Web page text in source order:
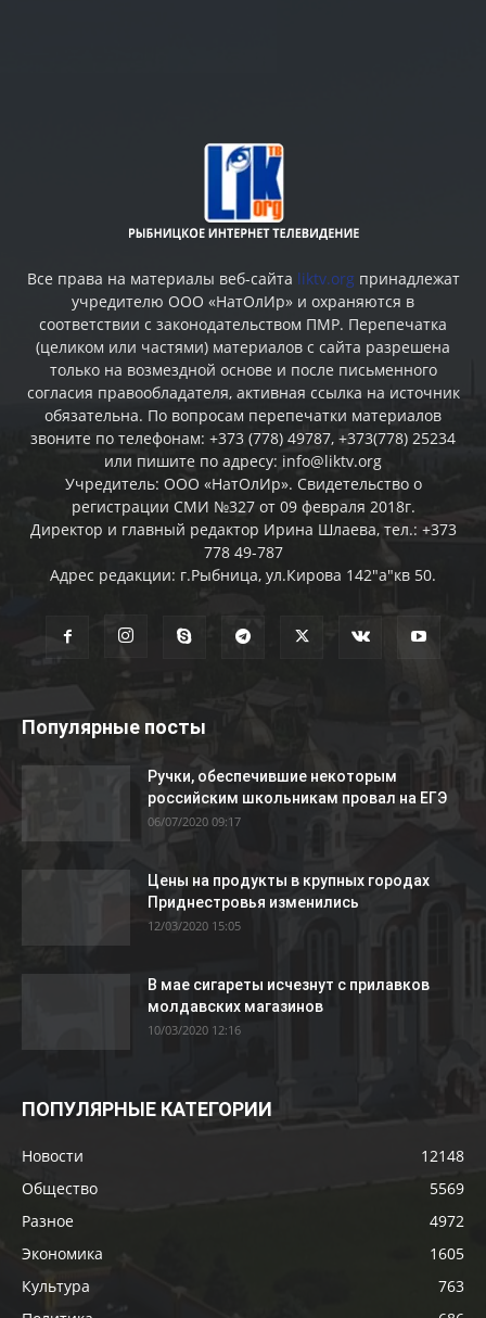
Все права на материалы веб-сайта liktv.org принадлежат
учредителю ООО «НатОлИр» и охраняются в
соответствии с законодательством ПМР. Перепечатка
(целиком или частями) материалов c сайта разрешена
только на возмездной основе и после письменного
согласия правообладателя, активная ссылка на источник
обязательна. По вопросам перепечатки материалов
звоните по телефонам: +373 (778) 49787, +373(778) 25234
или пишите по адресу: info@liktv.org
Учредитель: ООО «НатОлИр». Свидетельство о
регистрации СМИ №327 от 09 февраля 2018г.
Директор и главный редактор Ирина Шлаева, тел.: +373
778 49-787
Адрес редакции: г.Рыбница, ул.Кирова 142"а"кв 50.
Популярные посты
Ручки, обеспечившие некоторым
российским школьникам провал на ЕГЭ
06/07/2020 09:17
Цены на продукты в крупных городах
Приднестровья изменились
12/03/2020 15:05
В мае сигареты исчезнут с прилавков
молдавских магазинов
10/03/2020 12:16
ПОПУЛЯРНЫЕ КАТЕГОРИИ
Новости
12148
Общество
5569
Разное
4972
Экономика
1605
Культура
763